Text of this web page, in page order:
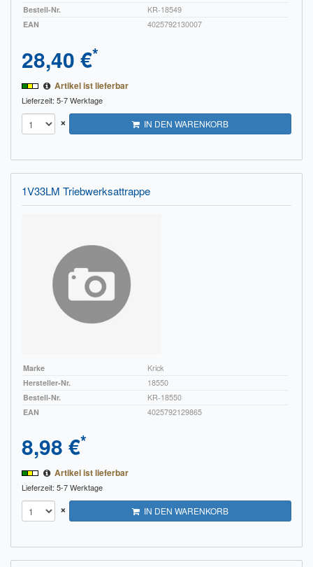
Bestell-Nr.
KR-18549
EAN
4025792130007
28,40 €*
Artikel ist lieferbar
Lieferzeit: 5-7 Werktage
× IN DEN WARENKORB
1V33LM Triebwerksattrappe
Marke
Krick
Hersteller-Nr.
18550
Bestell-Nr.
KR-18550
EAN
4025792129865
8,98 €*
Artikel ist lieferbar
Lieferzeit: 5-7 Werktage
× IN DEN WARENKORB